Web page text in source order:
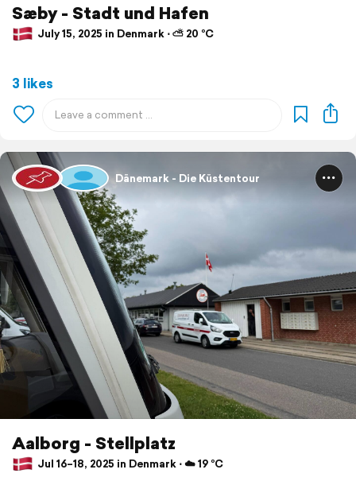
Sæby - Stadt und Hafen
July 15, 2025 in Denmark ⋅ ⛅ 20 °C
3 likes
Dänemark - Die Küstentour
Aalborg - Stellplatz
Jul 16–18, 2025 in Denmark ⋅ ☁️ 19 °C